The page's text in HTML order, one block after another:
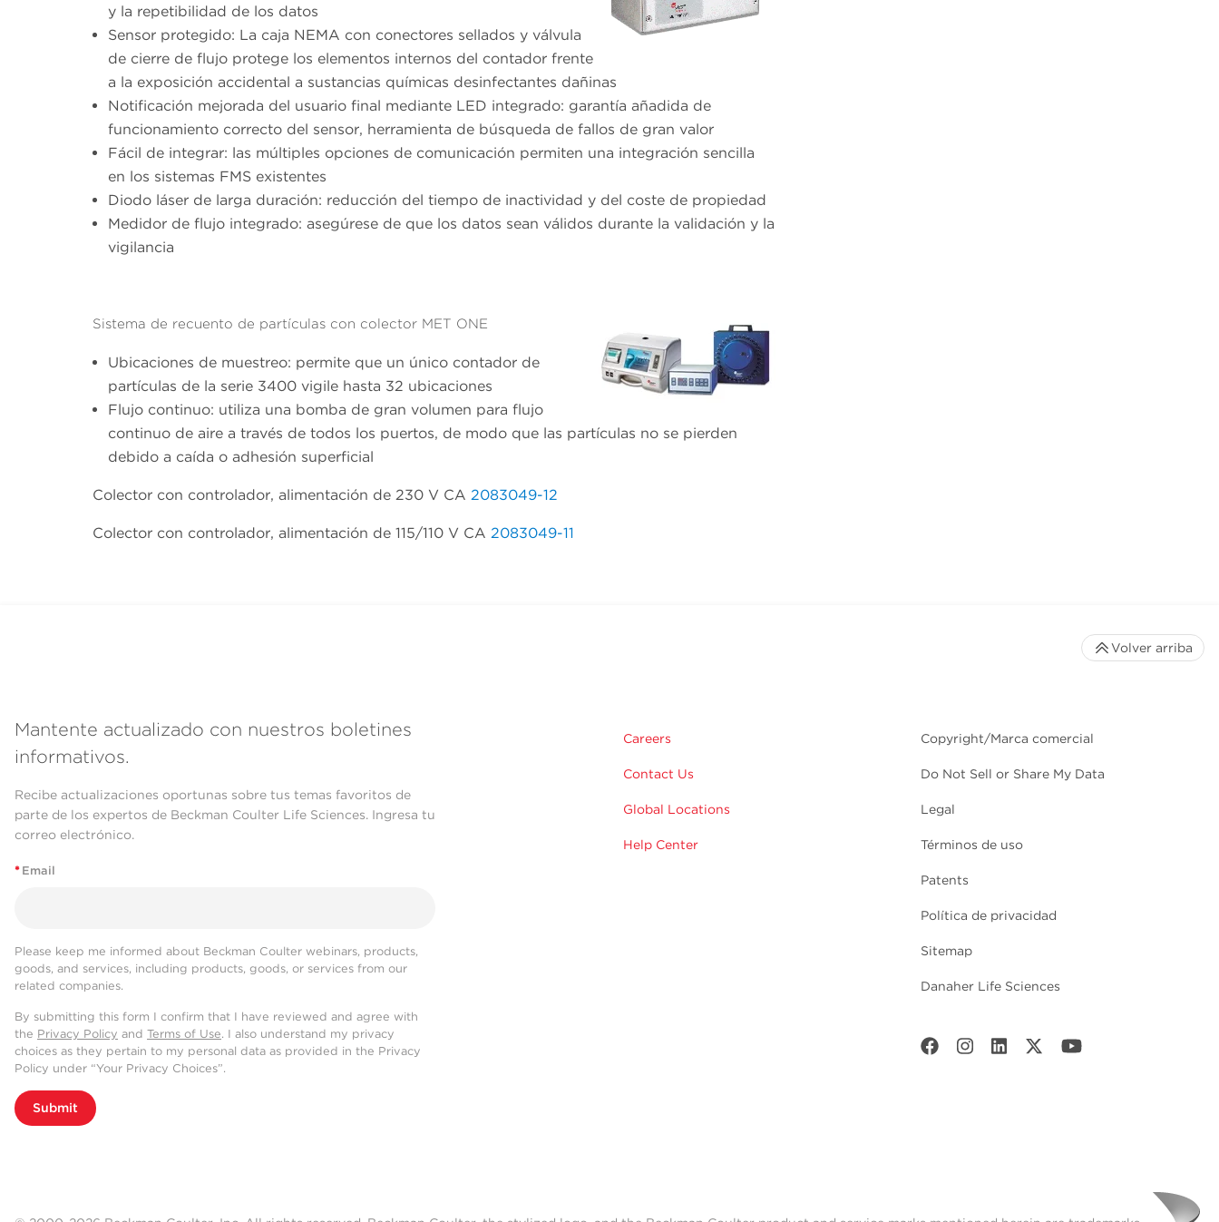
y la repetibilidad de los datos
Sensor protegido: La caja NEMA con conectores sellados y válvula
de cierre de flujo protege los elementos internos del contador frente
a la exposición accidental a sustancias químicas desinfectantes dañinas
Notificación mejorada del usuario final mediante LED integrado: garantía añadida de
funcionamiento correcto del sensor, herramienta de búsqueda de fallos de gran valor
Fácil de integrar: las múltiples opciones de comunicación permiten una integración sencilla
en los sistemas FMS existentes
Diodo láser de larga duración: reducción del tiempo de inactividad y del coste de propiedad
Medidor de flujo integrado: asegúrese de que los datos sean válidos durante la validación y la
vigilancia
Sistema de recuento de partículas con colector MET ONE
Ubicaciones de muestreo: permite que un único contador de
partículas de la serie 3400 vigile hasta 32 ubicaciones
Flujo continuo: utiliza una bomba de gran volumen para flujo
continuo de aire a través de todos los puertos, de modo que las partículas no se pierden
debido a caída o adhesión superficial
Colector con controlador, alimentación de 230 V CA 2083049-12
Colector con controlador, alimentación de 115/110 V CA 2083049-11
Mantente actualizado con nuestros boletines
informativos.
Recibe actualizaciones oportunas sobre tus temas favoritos de
parte de los expertos de Beckman Coulter Life Sciences. Ingresa tu
correo electrónico.
* Email
Please keep me informed about Beckman Coulter webinars, products,
goods, and services, including products, goods, or services from our
related companies.
By submitting this form I confirm that I have reviewed and agree with
the Privacy Policy and Terms of Use. I also understand my privacy
choices as they pertain to my personal data as provided in the Privacy
Policy under “Your Privacy Choices”.
Submit
Careers
Contact Us
Global Locations
Help Center
Copyright/Marca comercial
Do Not Sell or Share My Data
Legal
Términos de uso
Patents
Política de privacidad
Sitemap
Danaher Life Sciences
Volver arriba